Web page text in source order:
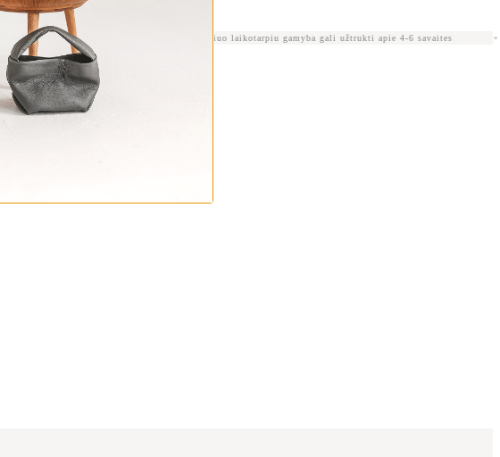
jums – po užsakymo 🦉 Šiuo laikotarpiu gamyba gali užtrukti apie 4-6 savaites